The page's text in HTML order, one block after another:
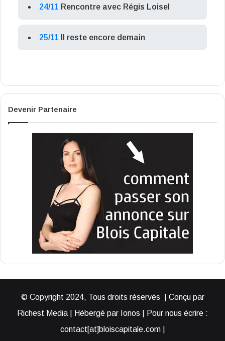
24/11 Rencontre avec Régis Loisel
25/11 Il reste encore demain
Devenir Partenaire
© Copyright 2024, Tous droits réservés | Conçu par
Richest Media | Hébergé par Ionos | Pour nous écrire :
contact[at]bloiscapitale.com |